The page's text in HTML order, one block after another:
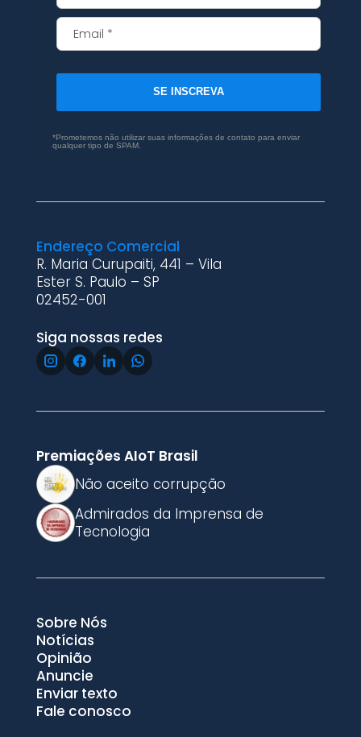
SE INSCREVA
*Prometemos não utilizar suas informações de contato para enviar
qualquer tipo de SPAM.
Endereço Comercial
R. Maria Curupaiti, 441 – Vila
Ester S. Paulo – SP
02452-001
Siga nossas redes
Premiações AIoT Brasil
Não aceito corrupção
Admirados da Imprensa de
Tecnologia
Sobre Nós
Notícias
Opinião
Anuncie
Enviar texto
Fale conosco